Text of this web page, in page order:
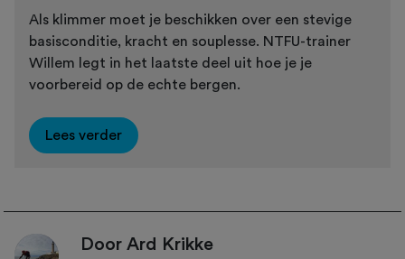
Als klimmer moet je beschikken over een stevige
basisconditie, kracht en souplesse. NTFU-trainer
Willem legt in het laatste deel uit hoe je je
voorbereid op de echte bergen.
Lees verder
Door Ard Krikke